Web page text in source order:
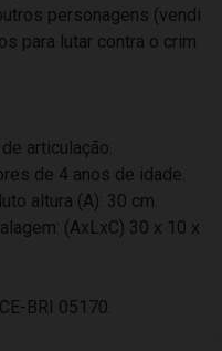
personagens (vendi
para lutar contra o crim
articulação.
de 4 anos de idade.
altura (A): 30 cm.
(AxLxC) 30 x 10 x
BRI 05170.